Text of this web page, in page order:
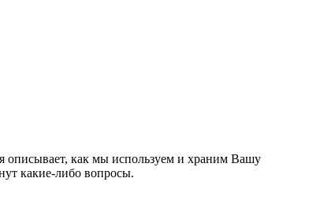
описывает, как мы используем и храним Вашу
какие-либо вопросы.